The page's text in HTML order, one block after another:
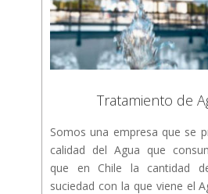
Tratamiento de
Somos una empresa que se
calidad del Agua que
que en Chile la cantidad
suciedad con la que viene el